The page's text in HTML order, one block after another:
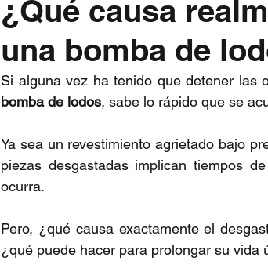
¿Qué causa
una bomba de
bomba de lodos, sabe lo rápido que se
Ya sea un revestimiento agrietado bajo
piezas desgastadas implican tiempos
ocurra.
Pero, ¿qué causa exactamente el
¿qué puede hacer para prolongar su vida